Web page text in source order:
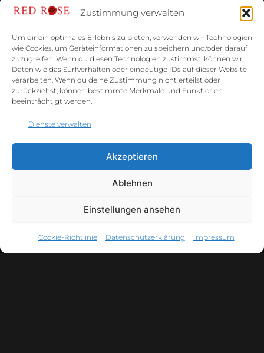
Zustimmung verwalten
Um dir ein optimales Erlebnis zu bieten, verwenden wir Technologien
wie Cookies, um Geräteinformationen zu speichern und/oder darauf
zuzugreifen. Wenn du diesen Technologien zustimmst, können wir
Daten wie das Surfverhalten oder eindeutige IDs auf dieser Website
verarbeiten. Wenn du deine Zustimmung nicht erteilst oder
zurückziehst, können bestimmte Merkmale und Funktionen
beeinträchtigt werden.
Dienste verwalten
Akzeptieren
Ablehnen
Einstellungen ansehen
Cookie-Richtlinie Datenschutzerklärung Impressum
Impressum
Datenschutz
Cookie-Richtlinie (EU)
KONTAKT
kontakt@studio-redrose.de
Besuche unser neues Studio zwischen Leipzig und